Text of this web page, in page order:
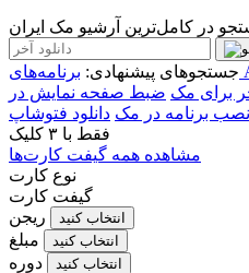
جستجوهای پیشنهادی:
برای مک ضبط صفحه نمایش در
برنامه در مک دانلود فتوشاپ
فقط با ۳ کلیک
مشاهده همه گیفت کارت‌ها
نوع کارت
گیفت کارت
ریجن
انتخاب کنید
مبلغ انتخاب کنید
دوره انتخاب کنید